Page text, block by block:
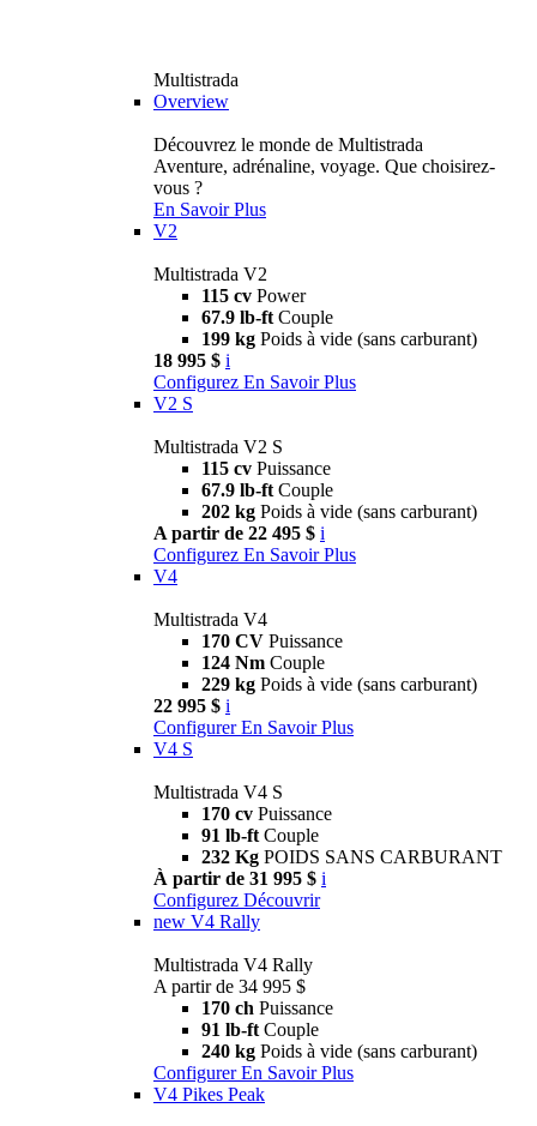
Multistrada
Overview
Découvrez le monde de Multistrada
Aventure, adrénaline, voyage. Que choisirez-
vous ?
En Savoir Plus
V2
Multistrada V2
115 cv Power
67.9 lb-ft Couple
199 kg Poids à vide (sans carburant)
18 995 $ i
Configurez En Savoir Plus
V2 S
Multistrada V2 S
115 cv Puissance
67.9 lb-ft Couple
202 kg Poids à vide (sans carburant)
A partir de 22 495 $ i
Configurez En Savoir Plus
V4
Multistrada V4
170 CV Puissance
124 Nm Couple
229 kg Poids à vide (sans carburant)
22 995 $ i
Configurer En Savoir Plus
V4 S
Multistrada V4 S
170 cv Puissance
91 lb-ft Couple
232 Kg POIDS SANS CARBURANT
À partir de 31 995 $ i
Configurez Découvrir
new V4 Rally
Multistrada V4 Rally
A partir de 34 995 $
170 ch Puissance
91 lb-ft Couple
240 kg Poids à vide (sans carburant)
Configurer En Savoir Plus
V4 Pikes Peak